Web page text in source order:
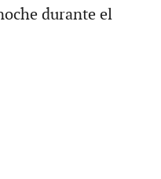
durante el